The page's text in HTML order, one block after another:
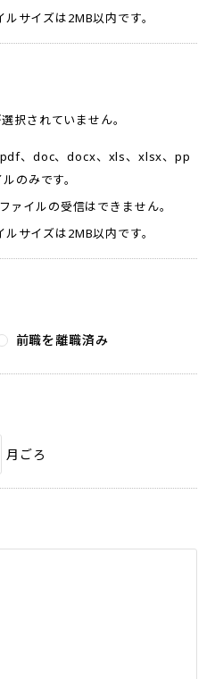
サイズは2MB以内です。
択されていません。
、doc、docx、xls、xlsx、pp
のみです。
イルの受信はできません。
サイズは2MB以内です。
前職を離職済み
月ごろ